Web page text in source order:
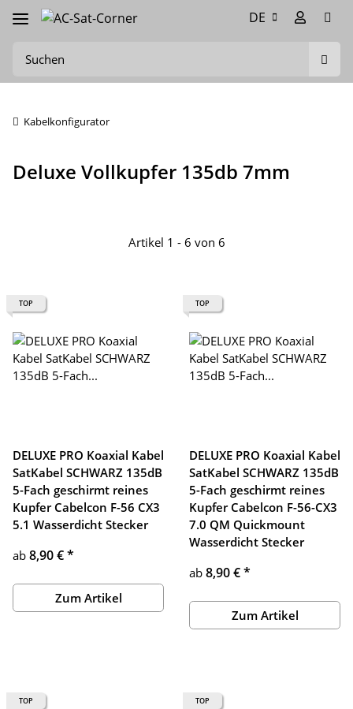
DE
Kabelkonfigurator
Deluxe Vollkupfer 135db 7mm
Artikel 1 - 6 von 6
TOP
DELUXE PRO Koaxial Kabel
SatKabel SCHWARZ 135dB
5-Fach geschirmt reines
Kupfer Cabelcon F-56 CX3
5.1 Wasserdicht Stecker
ab 8,90 €*
Zum Artikel
TOP
DELUXE PRO Koaxial Kabel
SatKabel SCHWARZ 135dB
5-Fach geschirmt reines
Kupfer Cabelcon F-56-CX3
7.0 QM Quickmount
Wasserdicht Stecker
ab 8,90 €*
Zum Artikel
TOP TOP